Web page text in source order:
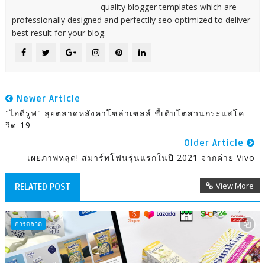
quality blogger templates which are
professionally designed and perfectlly seo optimized to deliver
best result for your blog.
Newer Article
"ไอดีรูฟ" ลุยตลาดหลังคาโซล่าเซลล์ ชี้เติบโตสวนกระแสโค
วิด-19
Older Article
เผยภาพหลุด! สมาร์ทโฟนรุ่นแรกในปี 2021 จากค่าย Vivo
RELATED POST View More
การตลาด